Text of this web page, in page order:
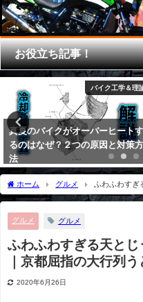
お役立ち記事！
バイク工学＆理
DUCATI機GP19のホールショット
デバイスとは？怪しい機構を徹底
分析!!
ホーム グルメ
ふわふわすぎ
の大行列うどん屋「おかきた」
グルメ グルメ
ふわふわすぎる天と
｜京都屈指の大行列
2020年6月26日